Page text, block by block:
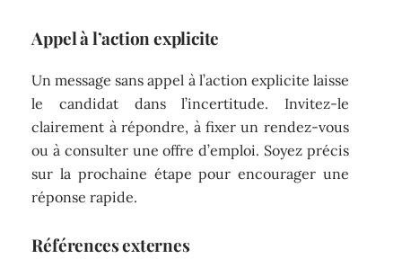
Appel à l’action explicite
Un message sans appel à l’action explicite laisse
le candidat dans l’incertitude. Invitez-le
clairement à répondre, à fixer un rendez-vous
ou à consulter une offre d’emploi. Soyez précis
sur la prochaine étape pour encourager une
réponse rapide.
Références externes